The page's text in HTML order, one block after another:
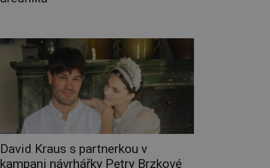
David Kraus s partnerkou v
kampani návrhářky Petry Brzkové